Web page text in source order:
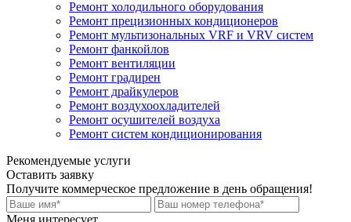
Ремонт холодильного оборудования
Ремонт прецизионных кондиционеров
Ремонт мультизональных VRF и VRV систем
Ремонт фанкойлов
Ремонт вентиляции
Ремонт градирен
Ремонт драйкулеров
Ремонт воздухоохладителей
Ремонт осушителей воздуха
Ремонт систем кондиционирования
Рекомендуемые услуги
Оставить заявку
Получите коммерческое предложение в день обращения!
Меня интересует